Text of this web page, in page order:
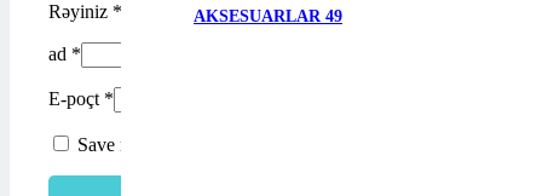
AKSESUARLAR 49
Rəyiniz *
ad *
E-poçt *
Save my name, email, and website in this browser for the